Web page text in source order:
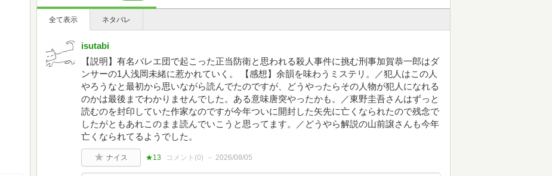
全て表示 ネタバレ
isutabi
【説明】有名バレエ団で起こった正当防衛と思われる殺人事件に挑む刑事加賀恭一郎はダ
ンサーの1人浅岡未緒に惹かれていく。 【感想】余韻を味わうミステリ。／犯人はこの人
やろうなと最初から思いながら読んでたのですが、どうやったらその人物が犯人になれる
のかは最後までわかりませんでした。ある意味唐突やったかも。／東野圭吾さんはずっと
読むのを封印していた作家なのですが今年ついに開封した矢先に亡くなられたので残念で
したがともあれこのまま読んでいこうと思ってます。／どうやら解説の山前譲さんも今年
亡くなられてるようでした。
ナイス ★13 コメント(0) 2026/08/05